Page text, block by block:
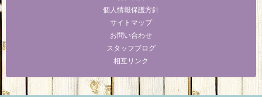
個人情報保護方針
サイトマップ
お問い合わせ
スタッフブログ
相互リンク